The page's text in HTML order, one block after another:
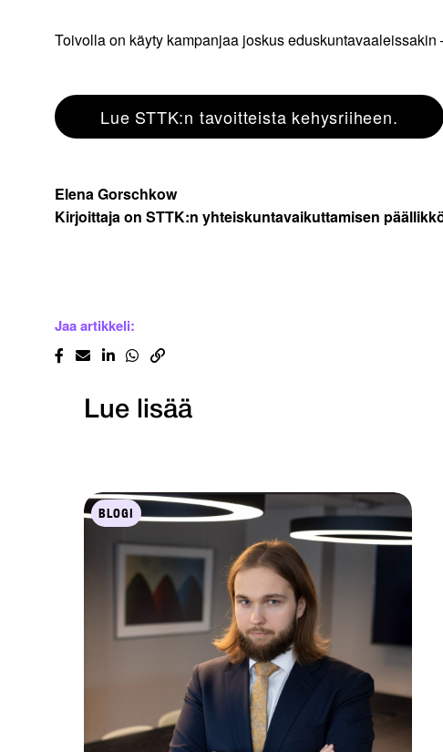
Toivolla on käyty kampanjaa joskus
Lue STTK:n tavoitteista kehysriiheen.
Elena Gorschkow
Kirjoittaja on STTK:n yhteiskuntavaikuttamisen
Jaa artikkeli:
Lue lisää
BLOGI